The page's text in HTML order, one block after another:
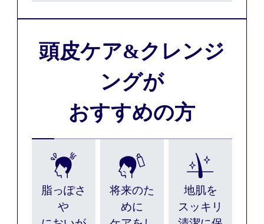
頭皮ケア&クレンジ
ングが
おすすめの方
脂っぽさ
や
将来のた
めに
地肌を
スッキリ